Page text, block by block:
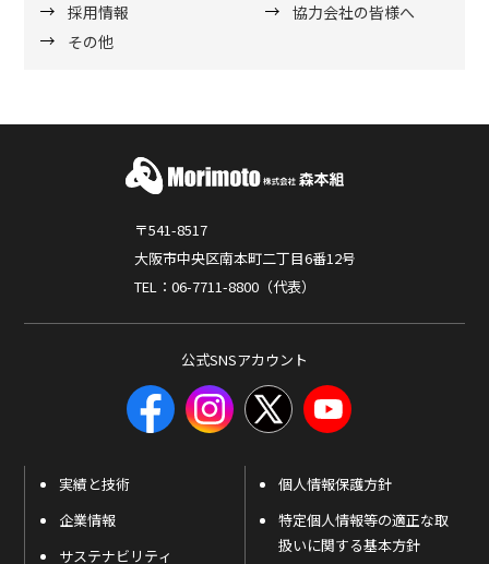
採用情報
協力会社の皆様へ
その他
〒541-8517
大阪市中央区南本町二丁目6番12号
TEL：06-7711-8800（代表）
公式SNSアカウント
実績と技術
企業情報
サステナビリティ
個人情報保護方針
特定個人情報等の適正な取
扱いに関する基本方針